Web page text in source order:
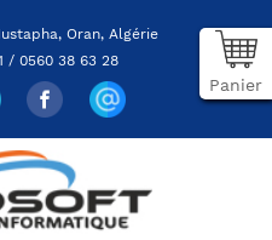
Oran, Algérie
/ 0560 38 63 28
Panier